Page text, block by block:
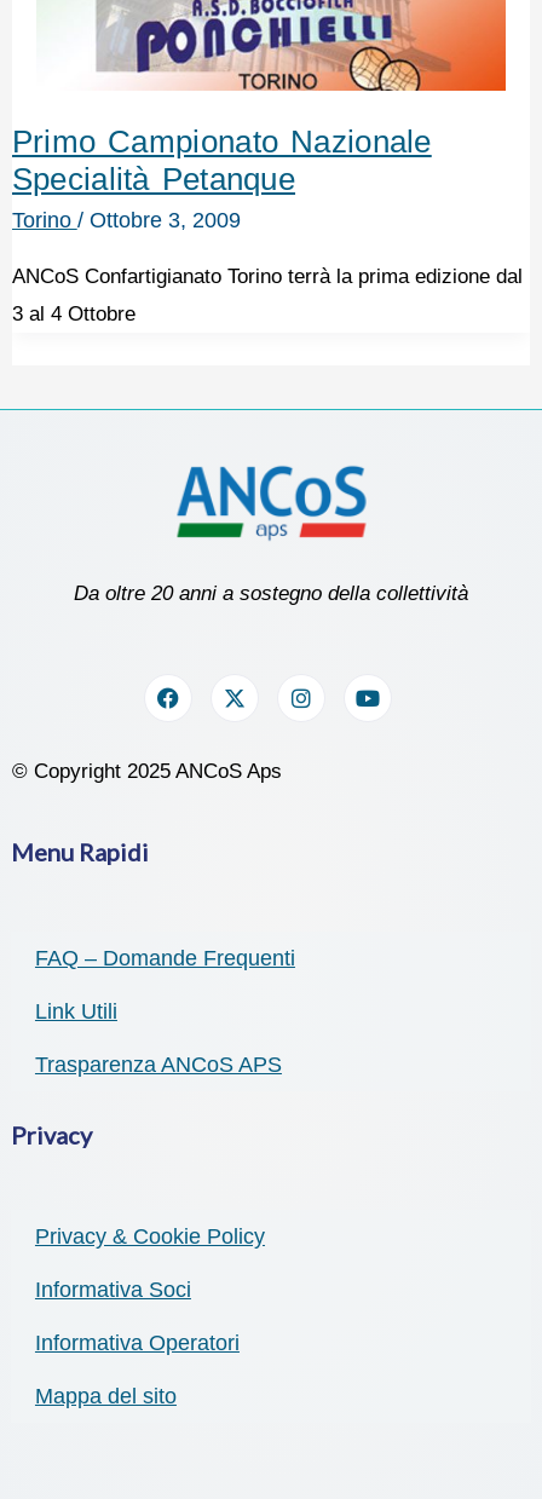
Primo Campionato Nazionale
Specialità Petanque
Torino / Ottobre 3, 2009
ANCoS Confartigianato Torino terrà la prima edizione dal
3 al 4 Ottobre
Da oltre 20 anni a sostegno della collettività
© Copyright 2025 ANCoS Aps
Menu Rapidi
FAQ – Domande Frequenti
Link Utili
Trasparenza ANCoS APS
Privacy
Privacy & Cookie Policy
Informativa Soci
Informativa Operatori
Mappa del sito